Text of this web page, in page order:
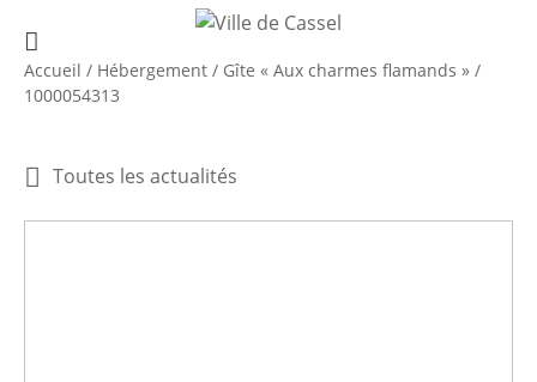
Accueil / Hébergement / Gîte « Aux charmes flamands » /
1000054313
Toutes les actualités